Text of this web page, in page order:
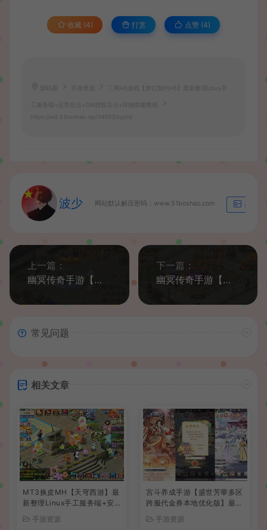
收藏 (4) 打赏 点赞 (4)
手游资源 三网H5游戏【梦幻契约H5】最新整理Linux手
工服务端+运营后台+GM授权后台+详细搭建教程
https://wd.51boshao.vip/34593/syym/
波少 网站默认解压密码：www.51boshao.com 生成海
上一篇：
幽冥传奇手游【天玺996三职业】最新整理Win系服务端+安卓苹果双端+运营后台+GM授权后台+详细搭建教程
下一篇：
幽冥传奇手游【雷破霸天合击三职业】最新整理Win系服务端+安卓苹果双端+运营后台+GM授权后台+详细搭建教程
常见问题
相关文章
MT3换皮MH【天穹西游】最
新整理Linux手工服务端+安
卓苹果双端+GM后台+详细搭
建教程+全套源码+视频教程
手游资源
宫斗养成手游【盛世芳華多区
跨服代金券本地优化版】最新
整理单机一键即玩端+Linux
手工服务端+CDK授权后台
手游资源